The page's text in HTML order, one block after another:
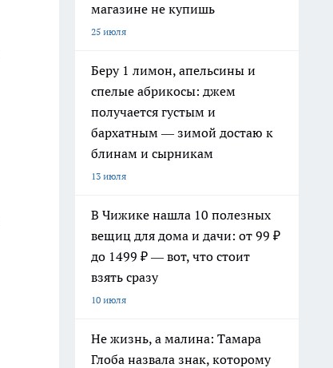
магазине не купишь
25 июля
Беру 1 лимон, апельсины и
спелые абрикосы: джем
получается густым и
бархатным — зимой достаю к
блинам и сырникам
13 июля
В Чижике нашла 10 полезных
вещиц для дома и дачи: от 99 ₽
до 1499 ₽ — вот, что стоит
взять сразу
10 июля
Не жизнь, а малина: Тамара
Глоба назвала знак, которому